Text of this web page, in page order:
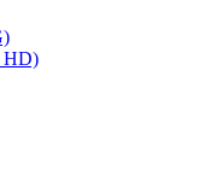
HD)